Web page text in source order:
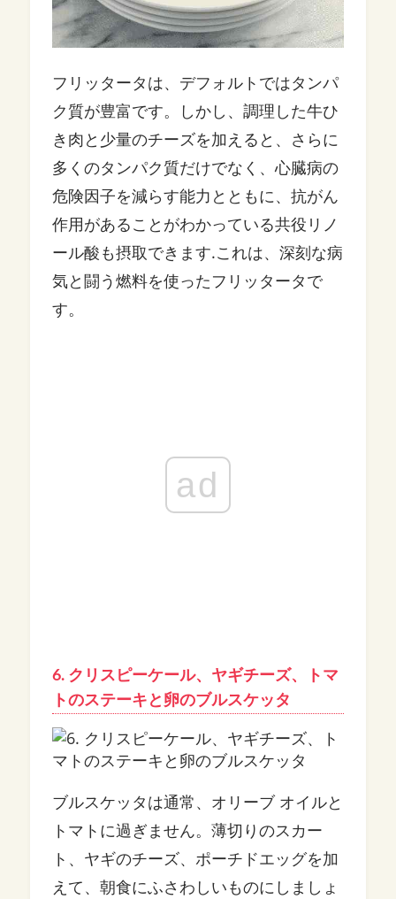
フリッタータは、デフォルトではタンパ
ク質が豊富です。しかし、調理した牛ひ
き肉と少量のチーズを加えると、さらに
多くのタンパク質だけでなく、心臓病の
危険因子を減らす能力とともに、抗がん
作用があることがわかっている共役リノ
ール酸も摂取できます.これは、深刻な病
気と闘う燃料を使ったフリッタータで
す。
ad
6. クリスピーケール、ヤギチーズ、トマ
トのステーキと卵のブルスケッタ
ブルスケッタは通常、オリーブ オイルと
トマトに過ぎません。薄切りのスカー
ト、ヤギのチーズ、ポーチドエッグを加
えて、朝食にふさわしいものにしましょ